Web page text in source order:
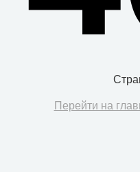
Перейти на